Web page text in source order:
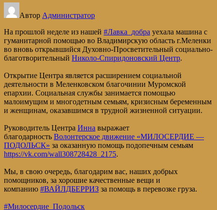
Автор Администратор
На прошлой неделе из нашей #Лавка_добра уехала машина с
гуманитарной помощью во Владимирскую область г.Меленки
во вновь открывшийся Духовно-Просветительный социально-
благотворительный Николо-Спиридоновский Центр.
Открытие Центра является расширением социальной
деятельности в Меленковском благочинии Муромской
епархии. Социальная службы занимается помощью
малоимущим и многодетным семьям, кризисным беременным
и женщинам, оказавшимся в трудной жизненной ситуации.
Руководитель Центра Инна выражает
благодарность Волонтерское движение «МИЛОСЕРДИЕ —
ПОДОЛЬСК» за оказанную помощь подопечным семьям
https://vk.com/wall308728428_2175.
Мы, в свою очередь, благодарим вас, наших добрых
помощников, за хорошие качественные вещи и
компанию #ВАЙЛДБЕРРИЗ за помощь в перевозке груза.
#Милосердие_Подольск